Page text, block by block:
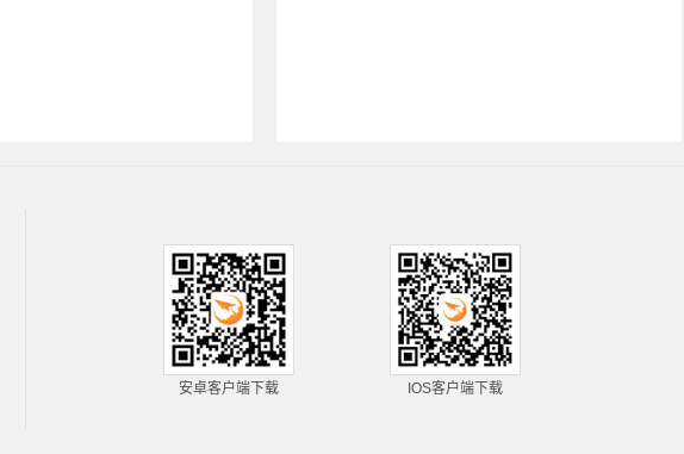
安卓客户端下载 IOS客户端下载